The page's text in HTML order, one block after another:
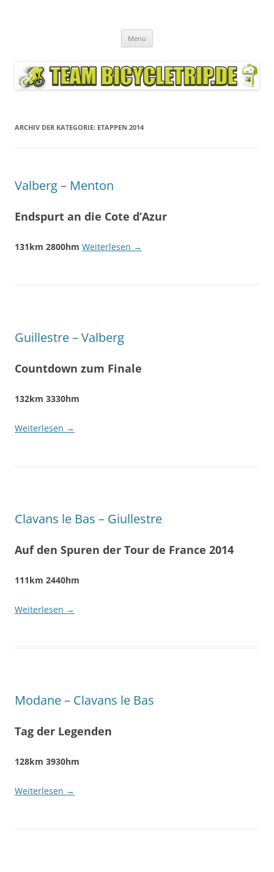
Menü
ARCHIV DER KATEGORIE: ETAPPEN 2014
Valberg – Menton
Endspurt an die Cote d’Azur
131km 2800hm Weiterlesen →
Guillestre – Valberg
Countdown zum Finale
132km 3330hm
Weiterlesen →
Clavans le Bas – Giullestre
Auf den Spuren der Tour de France 2014
111km 2440hm
Weiterlesen →
Modane – Clavans le Bas
Tag der Legenden
128km 3930hm
Weiterlesen →